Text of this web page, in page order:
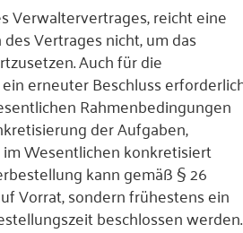
Verwaltervertrages, reicht eine
Vertrages nicht, um das
Auch für die
erneuter Beschluss
Rahmenbedingungen
der Aufgaben,
Wesentlichen konkretisiert
kann gemäß § 26
Vorrat, sondern frühestens ein
beschlossen werden.